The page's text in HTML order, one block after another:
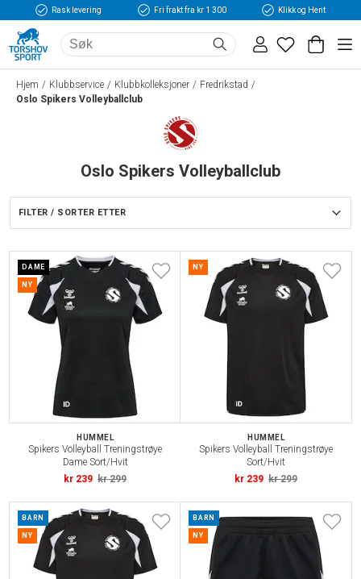
Rask levering Fri frakt fra kr 1 300 Klikk og Hent
Hjem Klubbservice Klubbkolleksjoner
Fredrikstad
Oslo Spikers Volleyballclub
Oslo Spikers Volleyballclub
FILTER / SORTER ETTER
DAME
NY
HUMMEL
Spikers Volleyball Treningstrøye
Dame Sort/Hvit
kr 239 kr 299
NY
HUMMEL
Spikers Volleyball Treningstrøye
Sort/Hvit
kr 239 kr 299
BARN
NY
BARN
NY